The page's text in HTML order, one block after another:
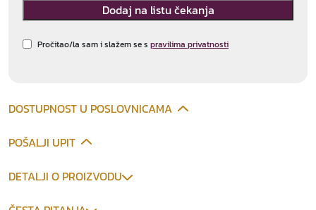
Pročitao/la sam i slažem se s pravilima privatnosti
DOSTUPNOST U POSLOVNICAMA
POŠALJI UPIT
DETALJI O PROIZVODU